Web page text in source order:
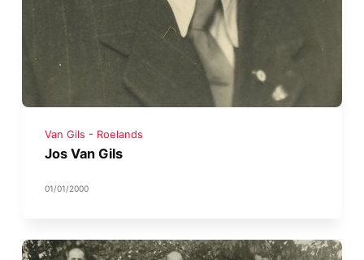
Van Gils - Roelands
Jos Van Gils
01/01/2000